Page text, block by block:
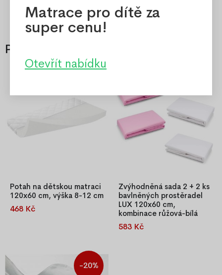
Příslušenství
Potah na dětskou matraci
120x60 cm, výška 8-12 cm
Prošívaný potah na dětskou
468 Kč
Zvýhodněná sada 2 + 2 ks
bavlněných prostěradel
LUX 120x60 cm,
kombinace růžová-bílá
Zvýhodněná sada 2+2 ks
583 Kč
-20%
Matrace pro dítě za
super cenu!
Otevřít nabídku